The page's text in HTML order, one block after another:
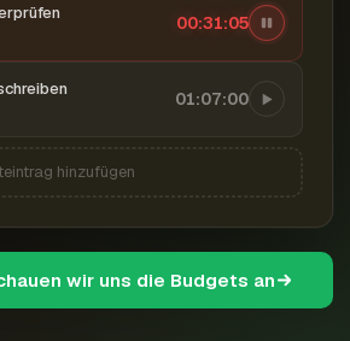
00:31:06
01:07:00
hinzufügen
wir uns die Budgets an